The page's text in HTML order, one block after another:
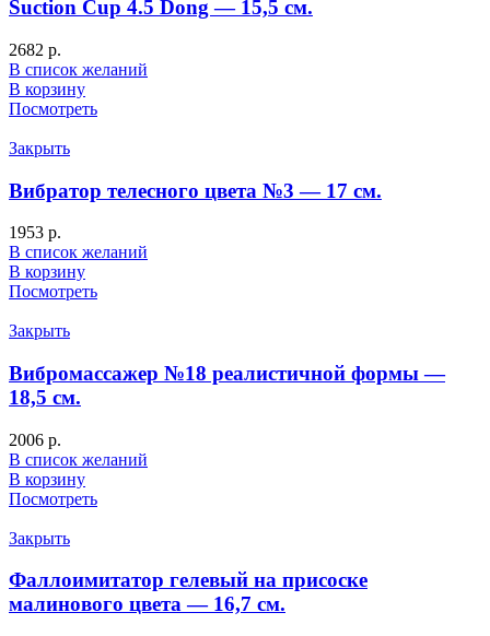
Suction Cup 4.5 Dong — 15,5 см.
2682 р.
В список желаний
В корзину
Посмотреть
Закрыть
Вибратор телесного цвета №3 — 17 см.
1953 р.
В список желаний
В корзину
Посмотреть
Закрыть
Вибромассажер №18 реалистичной формы —
18,5 см.
2006 р.
В список желаний
В корзину
Посмотреть
Закрыть
Фаллоимитатор гелевый на присоске
малинового цвета — 16,7 см.